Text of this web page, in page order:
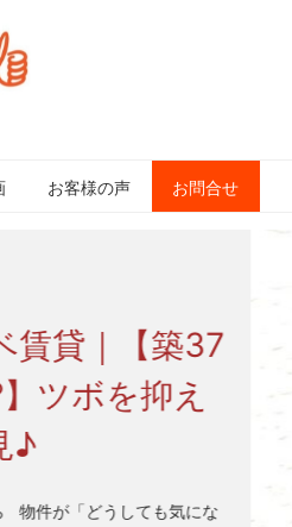
お客様の声 お問合せ
賃貸｜【子育
2LDKリノベ
物件が「どうしても気にな